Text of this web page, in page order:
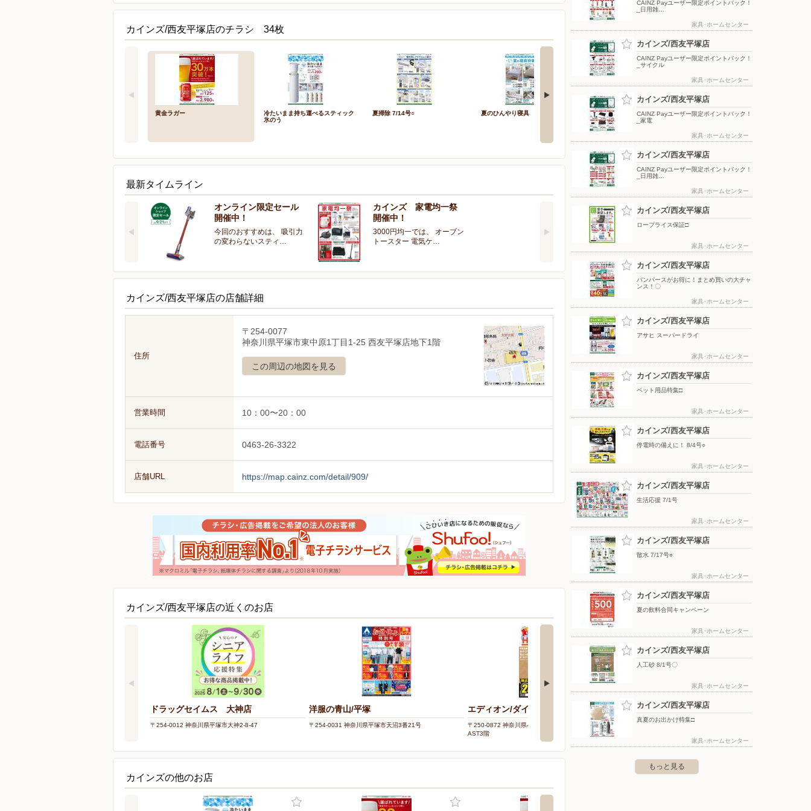
カインズ/西友平塚店のチラシ 34枚
黄金ラガー
冷たいまま持ち運べるスティック
氷のう
夏掃除 7/14号○ 夏のひんやり寝具 ポップアップテント
手軽に始めるバーベキュー特集〜
最新タイムライン
オンライン限定セール
開催中！
今回のおすすめは、 吸引力
の変わらないスティ…
カインズ 家電均一祭
開催中！
3000円均一では、 オーブン
トースター 電気ケ…
カインズ/西友平塚店の店舗詳細
住所
〒254-0077
神奈川県平塚市東中原1丁目1-25 西友平塚店地下1階
この周辺の地図を見る
営業時間 10：00〜20：00
電話番号 0463-26-3322
店舗URL https://map.cainz.com/detail/909/
カインズ/西友平塚店の近くのお店
ドラッグセイムス 大神店
〒254-0012 神奈川県平塚市大神2-8-47
洋服の青山/平塚
〒254-0031 神奈川県平塚市天沼3番21号
エディオン/ダイナシティ小田原店
〒250-0872 神奈川県小田原市中里296-1 ダイナシティE
AST3階
ヤマダデンキ/テックランドダイクマテッ
クランド厚木店
カインズの他のお店
CAINZ Payユーザー限定ポイントバック！
_日用雑…
家具･ホームセンター
カインズ/西友平塚店
CAINZ Payユーザー限定ポイントバック！
_サイクル
家具･ホームセンター
カインズ/西友平塚店
CAINZ Payユーザー限定ポイントバック！
_家電
家具･ホームセンター
カインズ/西友平塚店
CAINZ Payユーザー限定ポイントバック！
_日用雑…
家具･ホームセンター
カインズ/西友平塚店
ロープライス保証□
家具･ホームセンター
カインズ/西友平塚店
パンパースがお得に！まとめ買いの大チャ
ンス！〇
家具･ホームセンター
カインズ/西友平塚店
アサヒ スーパードライ
家具･ホームセンター
カインズ/西友平塚店
ペット用品特集□
家具･ホームセンター
カインズ/西友平塚店
停電時の備えに！ 8/4号○
家具･ホームセンター
カインズ/西友平塚店
生活応援 7/1号
家具･ホームセンター
カインズ/西友平塚店
散水 7/17号○
家具･ホームセンター
カインズ/西友平塚店
夏の飲料合同キャンペーン
家具･ホームセンター
カインズ/西友平塚店
人工砂 8/1号〇
家具･ホームセンター
カインズ/西友平塚店
真夏のお出かけ特集□
家具･ホームセンター
もっと見る